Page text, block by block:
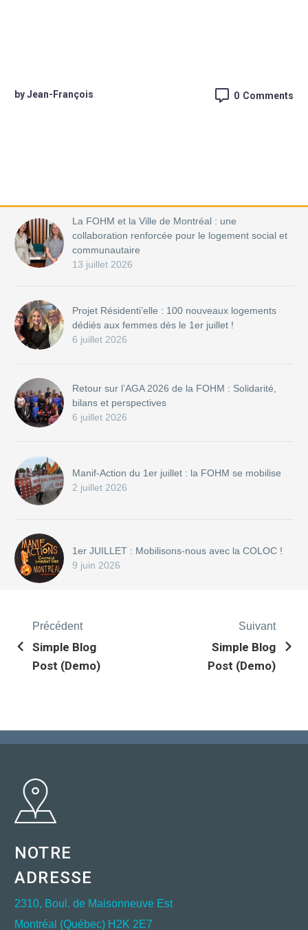
by Jean-François 0 Comments
La FOHM et la Ville de Montréal : une
collaboration renforcée pour le logement social et
communautaire
13 juillet 2026
Projet Résidenti’elle : 100 nouveaux logements
dédiés aux femmes dès le 1er juillet !
6 juillet 2026
Retour sur l’AGA 2026 de la FOHM : Solidarité,
bilans et perspectives
6 juillet 2026
Manif-Action du 1er juillet : la FOHM se mobilise
2 juillet 2026
1er JUILLET : Mobilisons-nous avec la COLOC !
9 juin 2026
Précédent
Simple Blog
Post (Demo)
Suivant
Simple Blog
Post (Demo)
NOTRE
ADRESSE
2310, Boul. de Maisonneuve Est
Montréal (Québec) H2K 2E7